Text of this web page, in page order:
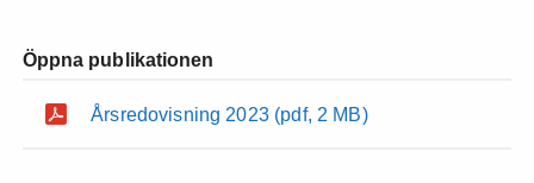
Öppna publikationen
Årsredovisning 2023 (pdf, 2 MB)